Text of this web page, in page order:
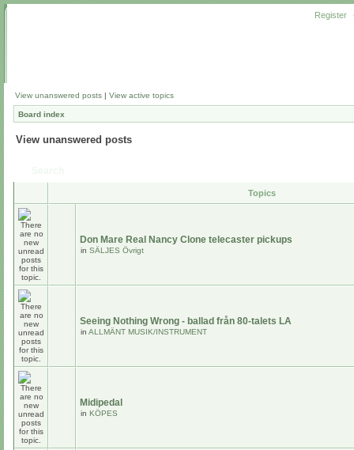
Register
View unanswered posts | View active topics
Board index
View unanswered posts
Topics
Don Mare Real Nancy Clone telecaster pickups
in SÄLJES Övrigt
Seeing Nothing Wrong - ballad från 80-talets LA
in ALLMÄNT MUSIK/INSTRUMENT
Midipedal
in KÖPES